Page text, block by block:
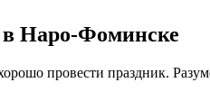
в Наро-Фоминске
провести праздник.